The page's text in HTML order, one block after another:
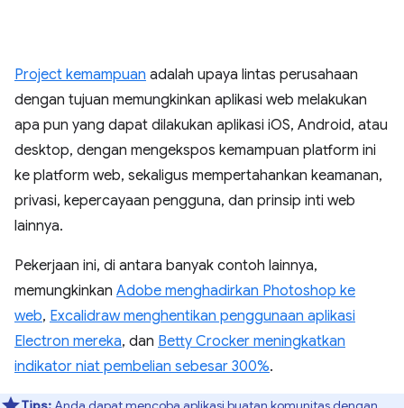
Project kemampuan adalah upaya lintas perusahaan
dengan tujuan memungkinkan aplikasi web melakukan
apa pun yang dapat dilakukan aplikasi iOS, Android, atau
desktop, dengan mengekspos kemampuan platform ini
ke platform web, sekaligus mempertahankan keamanan,
privasi, kepercayaan pengguna, dan prinsip inti web
lainnya.
Pekerjaan ini, di antara banyak contoh lainnya,
memungkinkan Adobe menghadirkan Photoshop ke
web, Excalidraw menghentikan penggunaan aplikasi
Electron mereka, dan Betty Crocker meningkatkan
indikator niat pembelian sebesar 300%.